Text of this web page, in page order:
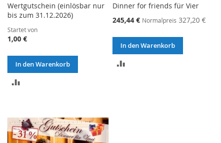
Wertgutschein (einlösbar nur
bis zum 31.12.2026)
Startet von
1,00 €
In den Warenkorb
HINZUFÜGEN
Dinner for friends für Vier
245,44 € Normalpreis 327,20 €
In den Warenkorb